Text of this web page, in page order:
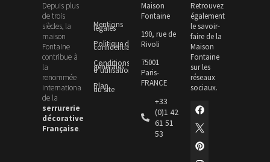
Depuis plus
de trois
siècles, la
maison
Fontaine
contribue à
la
renommée
internationale
de la
serrurerie
décorative
Française.
Mentions
légales
Politique de
confidentialité
Conditions
générales
d’utilisation
Plan
du site
Maison
Fontaine
190, rue de
Rivoli
75001
Paris-
FRANCE
+33
(0)1 42
61 51
53
Retrouvez
également
le savoir-
faire de la
Maison
Fontaine
sur les
réseaux
sociaux.